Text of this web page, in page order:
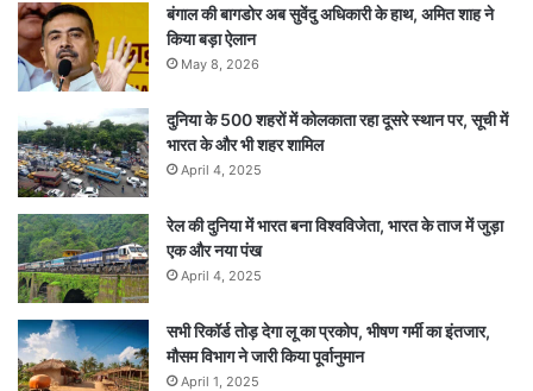
बंगाल की बागडोर अब सुवेंदु अधिकारी के हाथ, अमित शाह ने
किया बड़ा ऐलान
May 8, 2026
दुनिया के 500 शहरों में कोलकाता रहा दूसरे स्थान पर, सूची में
भारत के और भी शहर शामिल
April 4, 2025
रेल की दुनिया में भारत बना विश्वविजेता, भारत के ताज में जुड़ा
एक और नया पंख
April 4, 2025
सभी रिकॉर्ड तोड़ देगा लू का प्रकोप, भीषण गर्मी का इंतजार,
मौसम विभाग ने जारी किया पूर्वानुमान
April 1, 2025